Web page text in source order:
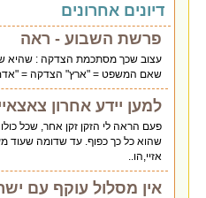
דיונים אחרונים
פרשת השבוע - ראה
עצוב שכך מסתכמת הצדקה : שהיא
שאם המשפט = "ארץ" הצדקה = "אדם"
למען יידע אחרון
פעם הראה לי הזקן זקן אחר, שכל
שהוא כל כך כפוף. עד שדומה שעוד
אזיי,הו..
אין מסלול עוקף עם